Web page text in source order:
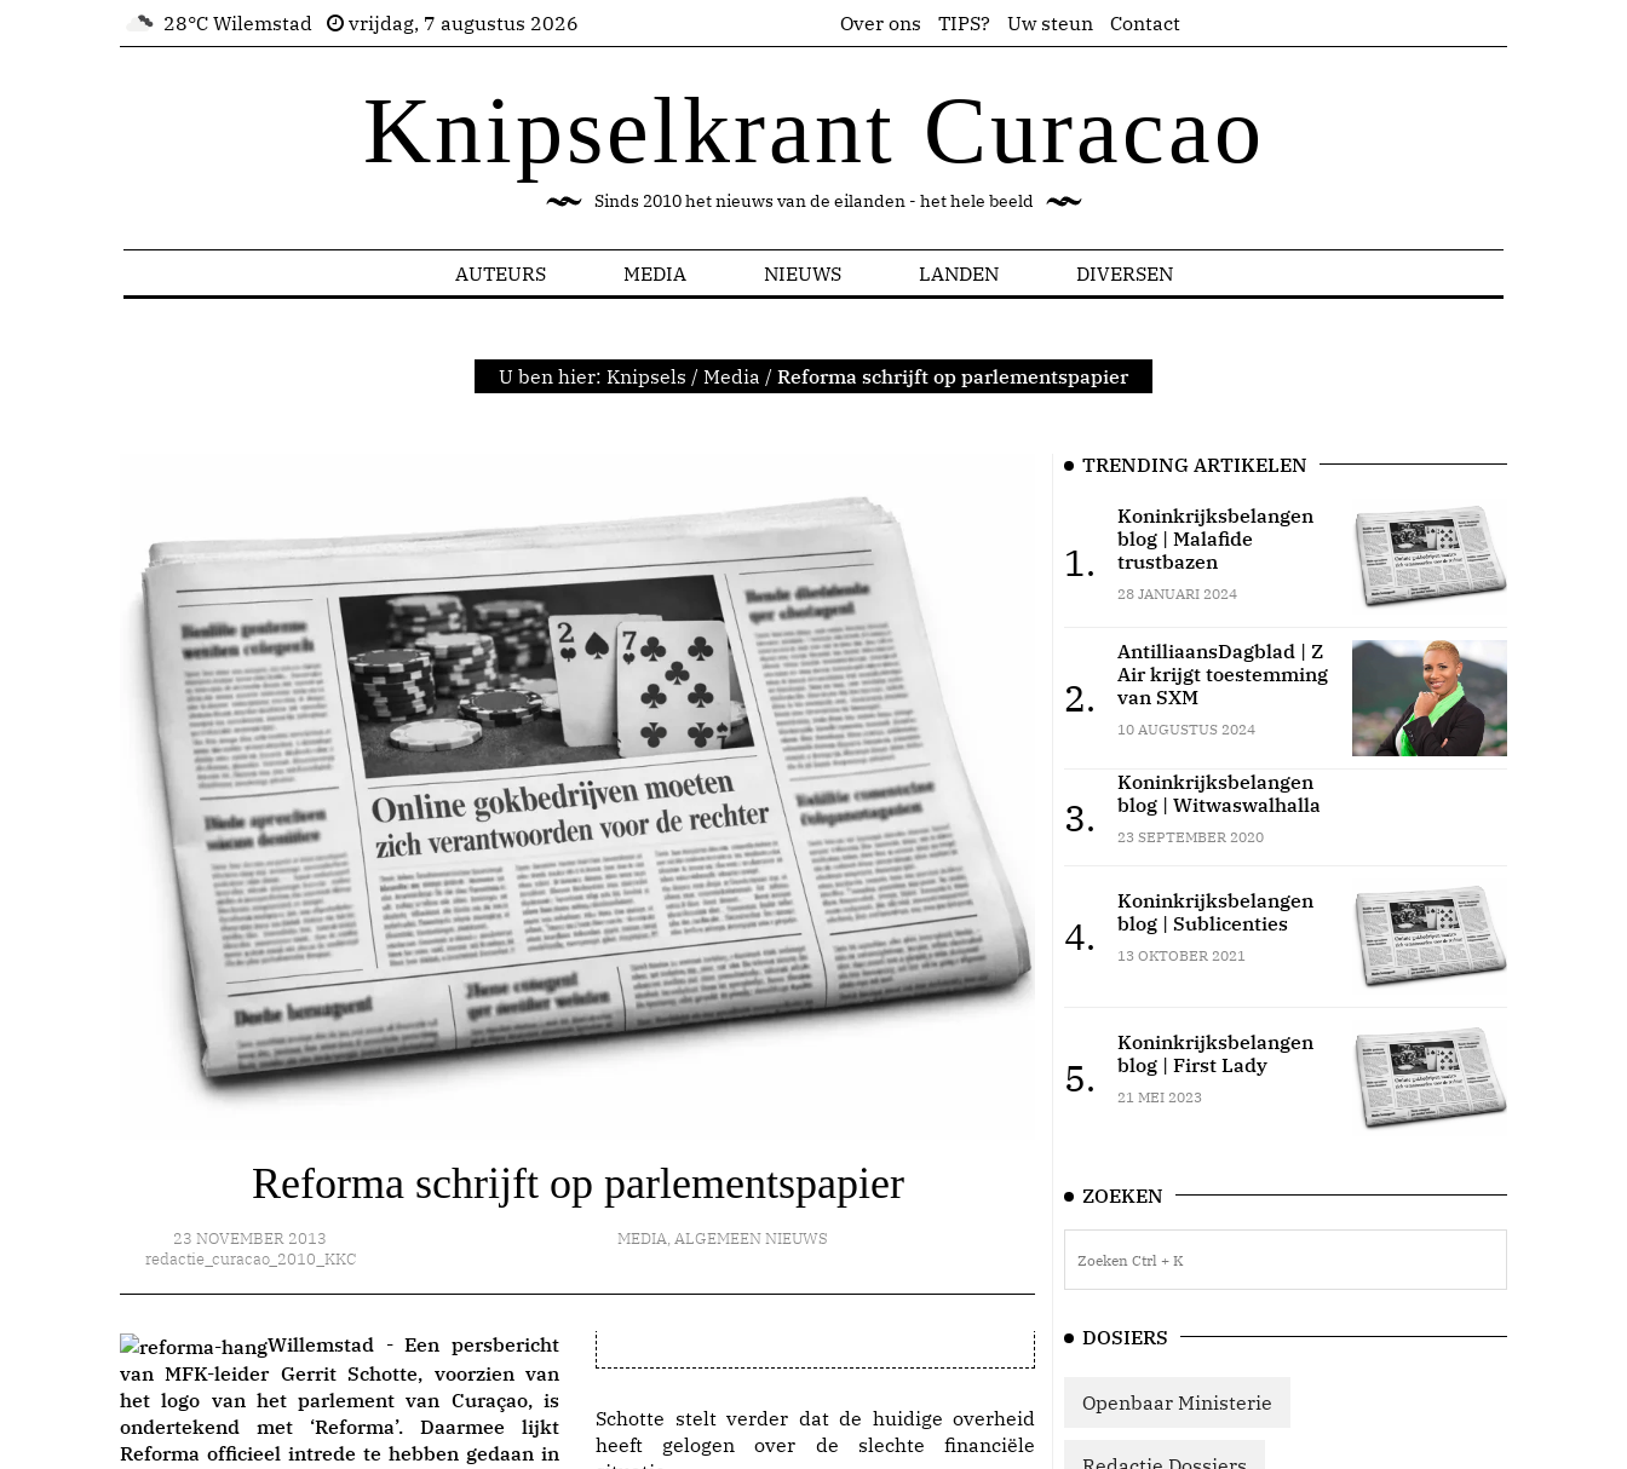
28°C Wilemstad vrijdag, 7 augustus 2026 Over ons TIPS? Uw steun Contact
Knipselkrant Curacao
Sinds 2010 het nieuws van de eilanden - het hele beeld
AUTEURS MEDIA NIEUWS LANDEN DIVERSEN
U ben hier: Knipsels / Media / Reforma schrijft op parlementspapier
Reforma schrijft op parlementspapier
23 NOVEMBER 2013
redactie_curacao_2010_KKC
MEDIA, ALGEMEEN NIEUWS
Willemstad - Een persbericht
van MFK-leider Gerrit Schotte, voorzien van
het logo van het parlement van Curaçao, is
ondertekend met ‘Reforma’. Daarmee lijkt
Reforma officieel intrede te hebben gedaan in
Schotte stelt verder dat de huidige overheid
heeft gelogen over de slechte financiële
TRENDING ARTIKELEN
1.
Koninkrijksbelangen
blog | Malafide
trustbazen
28 JANUARI 2024
2.
AntilliaansDagblad | Z
Air krijgt toestemming
van SXM
10 AUGUSTUS 2024
3.
Koninkrijksbelangen
blog | Witwaswalhalla
23 SEPTEMBER 2020
4.
Koninkrijksbelangen
blog | Sublicenties
13 OKTOBER 2021
5.
Koninkrijksbelangen
blog | First Lady
21 MEI 2023
ZOEKEN
DOSIERS
Openbaar Ministerie